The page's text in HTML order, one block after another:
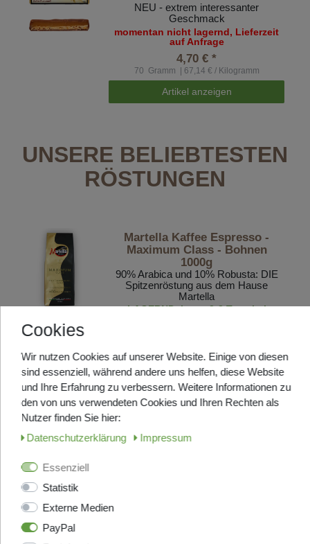
NEU - extrem interessanter
Geschmack
momentan nicht lagernd, Lieferzeit
auf Anfrage
4,70 € *
70 Gramm | 67,14 € / Kilogramm
Artikel anzeigen
UNSERE BELIEBTESTEN
RÖSTUNGEN
Martella Kaffee Espresso -
Maximum Class - Bohnen
1000g
90% Arabica und 10% Robusta: DIE
Spitzenröstung aus dem Hause
Martella
LAGERND, in ca. 2-3 Tage bei
Artikel anzeigen
Top-Artikel ANGEBOT
Jolly Kaffee Espresso Crema -
Bohnen 1000g
Cookies
Wir nutzen Cookies auf unserer Website. Einige von diesen
sind essenziell, während andere uns helfen, diese Website
und Ihre Erfahrung zu verbessern. Weitere Informationen zu
den von uns verwendeten Cookies und Ihren Rechten als
Nutzer finden Sie hier:
Daten­schutz­erklärung
Impressum
Essenziell
Statistik
Externe Medien
PayPal